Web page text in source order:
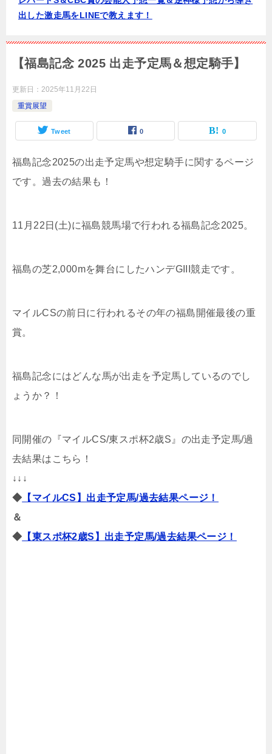
出した激走馬をLINEで教えます！
【福島記念 2025 出走予定馬＆想定騎手】
更新日： 2025年11月22日
重賞展望
Tweet 0 0
福島記念2025の出走予定馬や想定騎手に関するページ
です。過去の結果も！
11月22日(土)に福島競馬場で行われる福島記念2025。
福島の芝2,000mを舞台にしたハンデGIII競走です。
マイルCSの前日に行われるその年の福島開催最後の重
賞。
福島記念にはどんな馬が出走を予定馬しているのでし
ょうか？！
同開催の『マイルCS/東スポ杯2歳S』の出走予定馬/過
去結果はこちら！
↓↓↓
◆ 【マイルCS】出走予定馬/過去結果ページ！
＆
◆ 【東スポ杯2歳S】出走予定馬/過去結果ページ！